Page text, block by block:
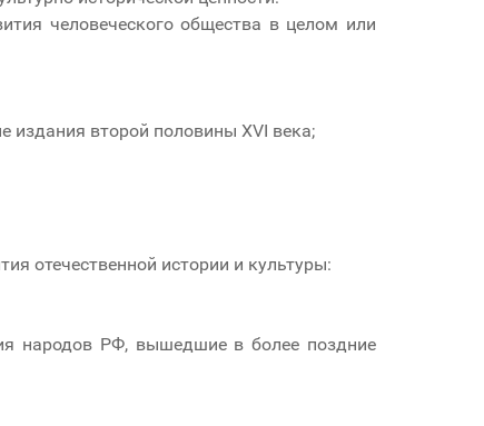
человеческого общества в целом или
издания второй половины XVI века;
отечественной истории и культуры:
народов РФ, вышедшие в более поздние